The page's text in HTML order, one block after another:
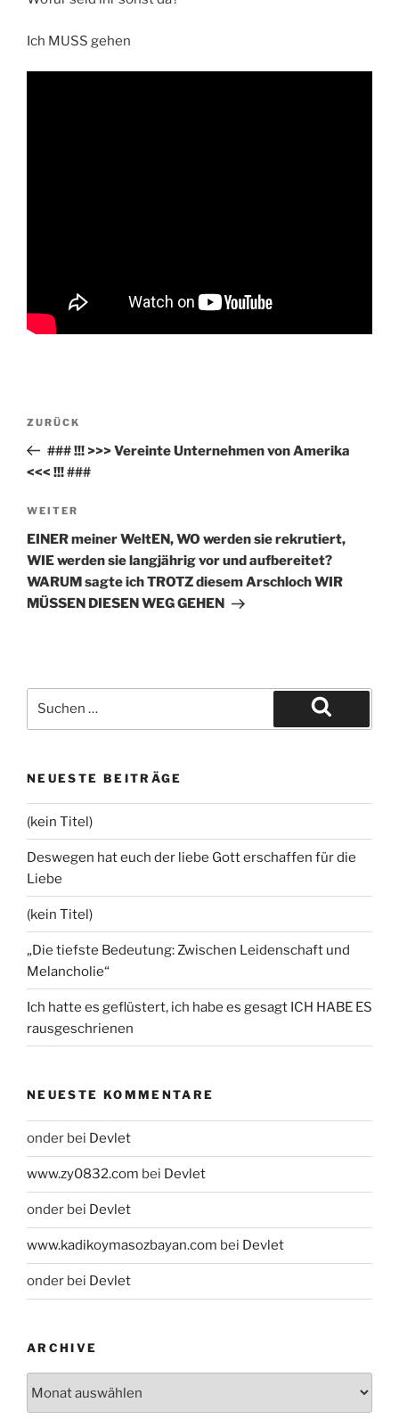
Ich MUSS gehen
Beitrags-
Vorheriger
Beitrag
ZURÜCK
### !!! >>> Vereinte Unternehmen von Amerika
<<< !!! ###
Nächster
Beitrag
WEITER
EINER meiner WeltEN, WO werden sie rekrutiert,
WIE werden sie langjährig vor und aufbereitet?
WARUM sagte ich TROTZ diesem Arschloch WIR
MÜSSEN DIESEN WEG GEHEN
nach:
Suchen
NEUESTE BEITRÄGE
(kein Titel)
Deswegen hat euch der liebe Gott erschaffen für die
Liebe
(kein Titel)
„Die tiefste Bedeutung: Zwischen Leidenschaft und
Melancholie“
Ich hatte es geflüstert, ich habe es gesagt ICH HABE ES
rausgeschrienen
NEUESTE KOMMENTARE
onder bei Devlet
www.zy0832.com bei Devlet
onder bei Devlet
www.kadikoymasozbayan.com bei Devlet
onder bei Devlet
ARCHIVE